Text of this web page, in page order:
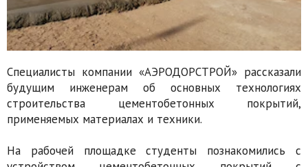
Специалисты компании «АЭРОДОРСТРОЙ» рассказали
будущим инженерам об основных технологиях
строительства цементобетонных покрытий,
применяемых материалах и техники.
На рабочей площадке студенты познакомились с